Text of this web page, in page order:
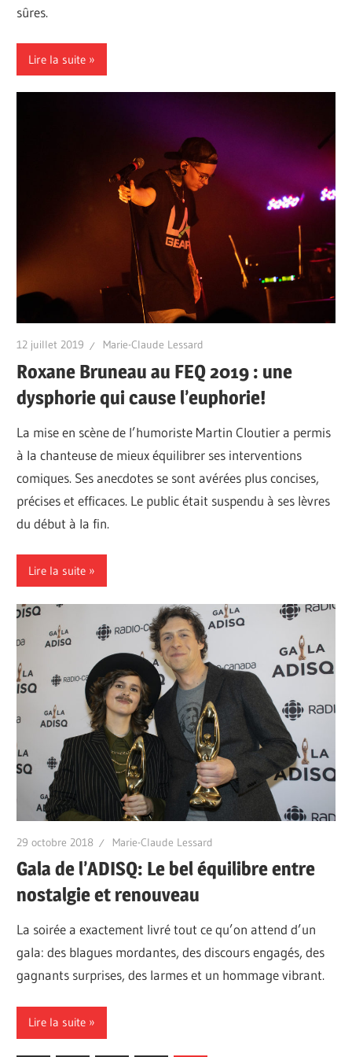
sûres.
Lire la suite
12 juillet 2019 Marie-Claude Lessard
Roxane Bruneau au FEQ 2019 : une
dysphorie qui cause l’euphorie!
La mise en scène de l’humoriste Martin Cloutier a permis
à la chanteuse de mieux équilibrer ses interventions
comiques. Ses anecdotes se sont avérées plus concises,
précises et efficaces. Le public était suspendu à ses lèvres
du début à la fin.
Lire la suite
29 octobre 2018 Marie-Claude Lessard
Gala de l’ADISQ: Le bel équilibre entre
nostalgie et renouveau
La soirée a exactement livré tout ce qu’on attend d’un
gala: des blagues mordantes, des discours engagés, des
gagnants surprises, des larmes et un hommage vibrant.
Lire la suite